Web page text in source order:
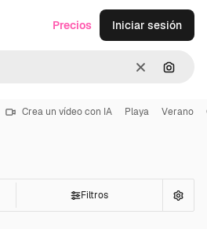
Borrar
Precios Iniciar sesión
Crea un vídeo con IA Playa Verano
Filtros